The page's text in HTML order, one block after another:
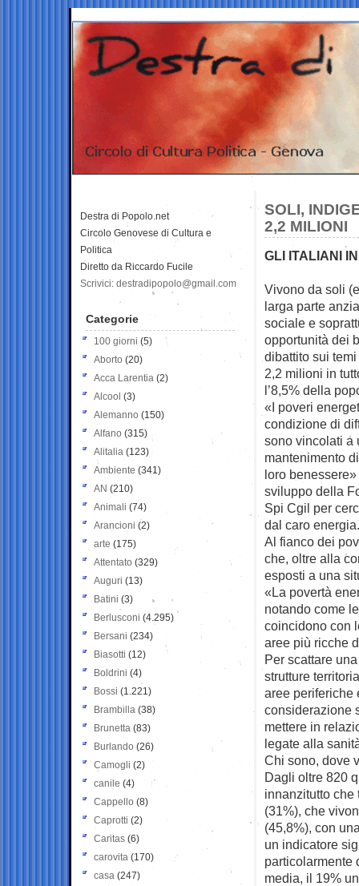
SOLI,
2,2 MILIONI
GLI ITALIANI
Vivono da soli
larga parte
sociale e
opportunità dei
dibattito sui
2,2 milioni in
l’8,5% della
«I poveri
condizione di
sono vincolati a
mantenimento
loro
sviluppo della
Spi Cgil per
dal caro energia.
Al fianco dei
che, oltre alla
esposti a una
«La povertà
notando come
coincidono con
aree più ricche
Per scattare
strutture
aree periferiche
considerazione
mettere in
legate alla
Chi sono, dove
Dagli oltre 820
innanzitutto che
(31%), che
(45,8%), con
un indicatore
particolarmente
media, il 19%
Destra di Popolo.net
Circolo Genovese di Cultura e
Politica
Diretto da Riccardo Fucile
Scrivici: destradipopolo@gmail.com
Categorie
100 giorni (5)
Aborto (20)
Acca Larentia (2)
Alcool (3)
Alemanno (150)
Alfano (315)
Alitalia (123)
Ambiente (341)
AN (210)
Animali (74)
Arancioni (2)
arte (175)
Attentato (329)
Auguri (13)
Batini (3)
Berlusconi (4.295)
Bersani (234)
Biasotti (12)
Boldrini (4)
Bossi (1.221)
Brambilla (38)
Brunetta (83)
Burlando (26)
Camogli (2)
canile (4)
Cappello (8)
Caprotti (2)
Caritas (6)
carovita (170)
casa (247)